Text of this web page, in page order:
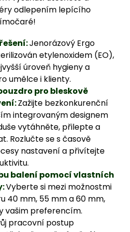
odlepením lepícího
Jenorázový Ergo
etylenoxidem (EO),
úroveň hygieny a
umělce i klienty.
pro bleskově
Zažijte bezkonkurenční
integrovaným designem
vytáhněte, přilepte a
Rozlučte se s časově
nastavení a přivítejte
balení pomocí vlastních
Vyberte si mezi možnostmi
40 mm, 55 mm a 60 mm,
vašim preferencím.
pracovní postup